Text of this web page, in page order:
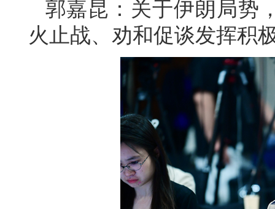
郭嘉昆：关于伊朗局势
火止战、劝和促谈发挥积